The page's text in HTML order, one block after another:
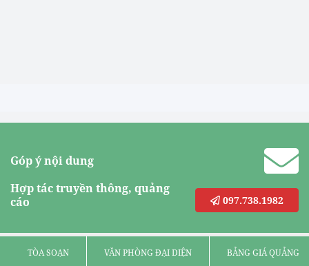
Góp ý nội dung
Hợp tác truyền thông, quảng
cáo
097.738.1982
TÒA SOẠN VĂN PHÒNG ĐẠI DIỆN BẢNG GIÁ QUẢNG